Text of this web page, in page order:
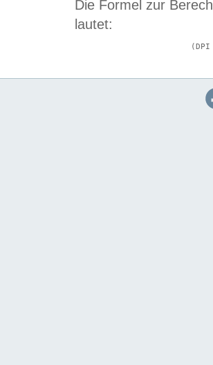
Die Formel zur
lautet: